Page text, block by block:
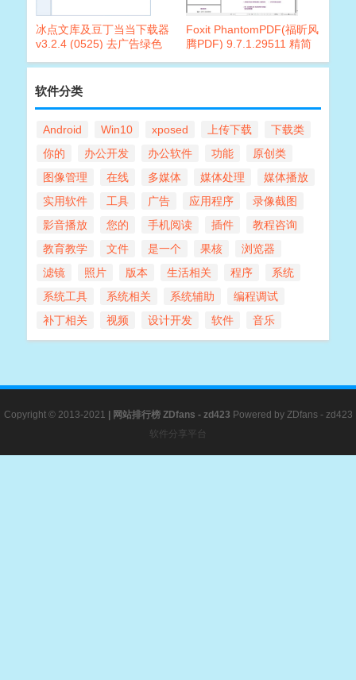
冰点文库及豆丁当当下载器
v3.2.4 (0525) 去广告绿色
Foxit PhantomPDF(福昕风
腾PDF) 9.7.1.29511 精简
软件分类
Android Win10 xposed 上传下载
下载类
你的
办公开发 办公软件 功能
原创类
图像管理
在线 多媒体 媒体处理
媒体播放
实用软件
工具 广告 应用程序
录像截图
影音播放
您的 手机阅读 插件
教程咨询
教育教学
文件 是一个 果核
浏览器
滤镜
照片 版本 生活相关 程序
系统
系统工具
系统相关 系统辅助
编程调试
补丁相关
视频 设计开发 软件 音乐
Copyright © 2013-2021 网站排行榜ZDfans - zd423 Powered by ZDfans - zd423
软件分享平台